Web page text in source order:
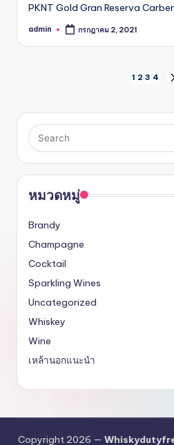
PKNT Gold Gran Reserva
Posted
admin กรกฎาคม 2, 2021
pagination
1 2 3 4
หมวดหมู่
Brandy
Champagne
Cocktail
Sparkling Wines
Uncategorized
Whiskey
Wine
เหล้านอกแนะนำ
Copyright 2026 —